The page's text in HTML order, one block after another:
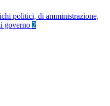
politici, di amministrazione,
governo 2